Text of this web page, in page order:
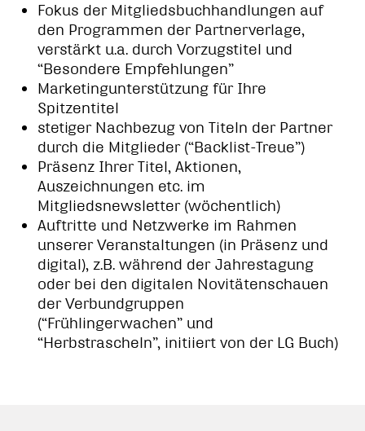
Fokus der Mitgliedsbuchhandlungen auf
den Programmen der Partnerverlage,
verstärkt u.a. durch Vorzugstitel und
“Besondere Empfehlungen”
Marketingunterstützung für Ihre
Spitzentitel
stetiger Nachbezug von Titeln der Partner
durch die Mitglieder (“Backlist-Treue”)
Präsenz Ihrer Titel, Aktionen,
Auszeichnungen etc. im
Mitgliedsnewsletter (wöchentlich)
Auftritte und Netzwerke im Rahmen
unserer Veranstaltungen (in Präsenz und
digital), z.B. während der Jahrestagung
oder bei den digitalen Novitätenschauen
der Verbundgruppen
(“Frühlingerwachen” und
“Herbstrascheln”, initiiert von der LG Buch)